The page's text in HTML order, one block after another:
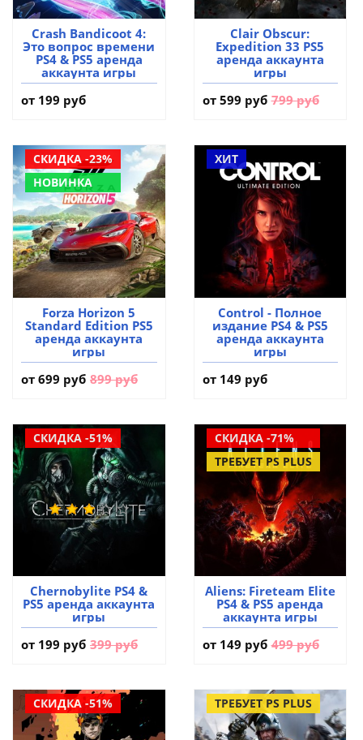
Crash Bandicoot 4:
Это вопрос времени
PS4 & PS5 аренда
аккаунта игры
от 199 руб
Clair Obscur:
Expedition 33 PS5
аренда аккаунта
игры
от 599 руб 799 руб
СКИДКА -23%
НОВИНКА
Forza Horizon 5
Standard Edition PS5
аренда аккаунта
игры
от 699 руб 899 руб
ХИТ
Control - Полное
издание PS4 & PS5
аренда аккаунта
игры
от 149 руб
СКИДКА -51%
Chernobylite PS4 &
PS5 аренда аккаунта
игры
от 199 руб 399 руб
СКИДКА -71%
ТРЕБУЕТ PS PLUS
Aliens: Fireteam Elite
PS4 & PS5 аренда
аккаунта игры
от 149 руб 499 руб
СКИДКА -51% ТРЕБУЕТ PS PLUS